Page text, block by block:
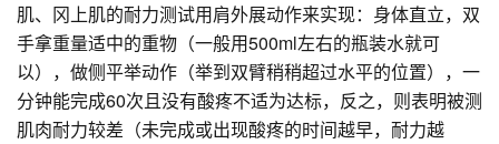
肌、冈上肌的耐力测试用肩外展动作来实现：身体直立，双
手拿重量适中的重物（一般用500ml左右的瓶装水就可
以），做侧平举动作（举到双臂稍稍超过水平的位置），一
分钟能完成60次且没有酸疼不适为达标，反之，则表明被测
肌肉耐力较差（未完成或出现酸疼的时间越早，耐力越